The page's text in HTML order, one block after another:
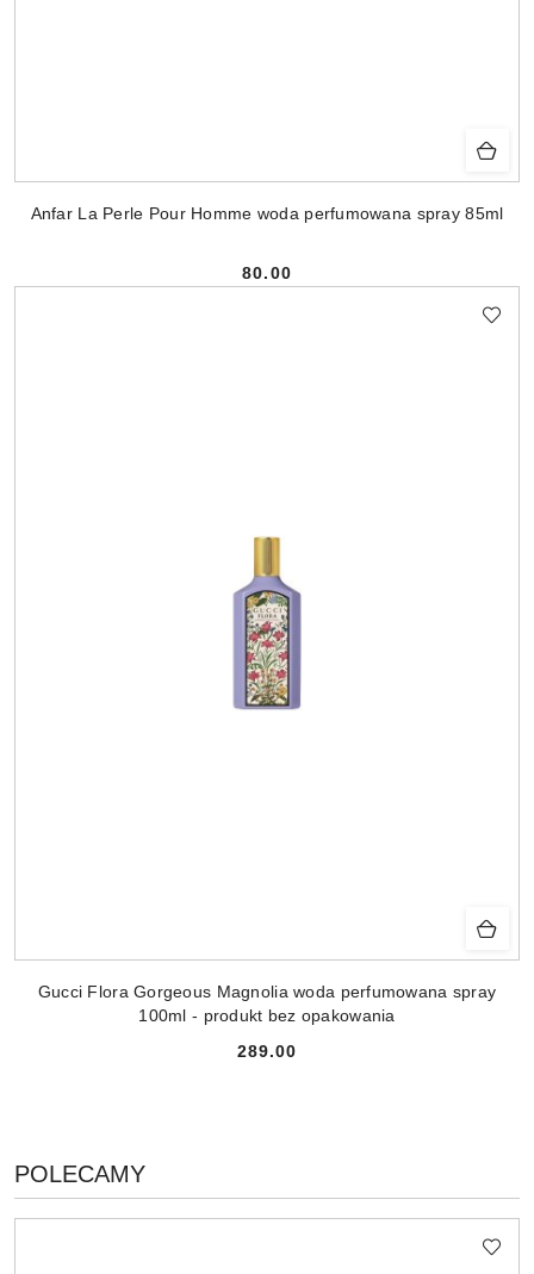
Anfar La Perle Pour Homme woda perfumowana spray 85ml
Cena:
80.00
Gucci Flora Gorgeous Magnolia woda perfumowana spray
100ml - produkt bez opakowania
Cena:
289.00
Pomiń karuzelę produktów
PRODUKTY
O
POLECAMY